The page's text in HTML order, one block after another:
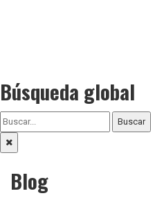
Búsqueda global
Buscar
Blog